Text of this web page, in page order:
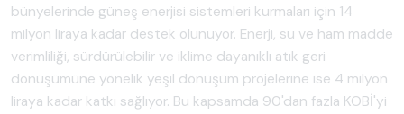
bünyelerinde güneş enerjisi sistemleri kurmaları için 14
milyon liraya kadar destek olunuyor. Enerji, su ve ham madde
verimliliği, sürdürülebilir ve iklime dayanıklı atık geri
dönüşümüne yönelik yeşil dönüşüm projelerine ise 4 milyon
liraya kadar katkı sağlıyor. Bu kapsamda 90'dan fazla KOBİ'yi